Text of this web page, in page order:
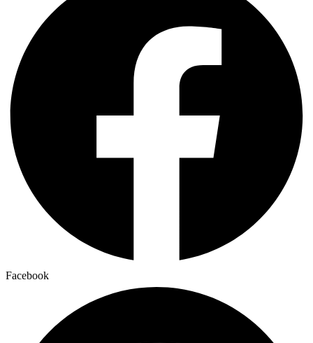
Facebook